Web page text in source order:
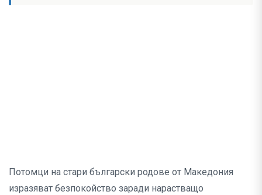
Потомци на стари български родове от Македония
изразяват безпокойство заради нарастващо